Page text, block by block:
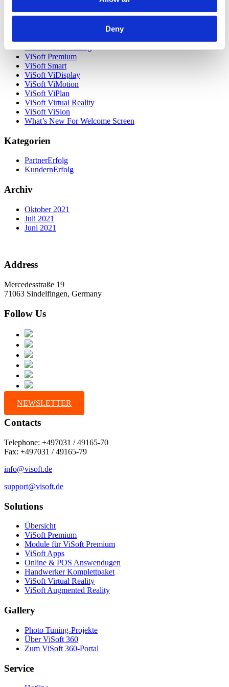
Deny
Unternehmen
ViSoft Augmented Reality
ViSoft Premium
ViSoft Smart
ViSoft ViDisplay
ViSoft ViMotion
ViSoft ViPlan
ViSoft Virtual Reality
ViSoft ViSion
What’s New For Welcome Screen
Kategorien
PartnerErfolg
KundernErfolg
Archiv
Oktober 2021
Juli 2021
Juni 2021
Address
Mercedesstraße 19
71063 Sindelfingen, Germany
Follow Us
NEWSLETTER
Contacts
Telephone: +497031 / 49165-70
Fax: +497031 / 49165-79
info@visoft.de
support@visoft.de
Solutions
Übersicht
ViSoft Premium
Module für ViSoft Premium
ViSoft Apps
Online & POS Answendugen
Handwerker Komplettpaket
ViSoft Virtual Reality
ViSoft Augmented Reality
Gallery
Photo Tuning-Projekte
Über ViSoft 360
Zum ViSoft 360-Portal
Service